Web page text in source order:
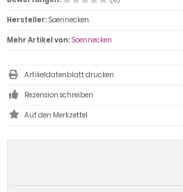
Hersteller: Soennecken
Mehr Artikel von: Soennecken
Artikeldatenblatt drucken
Rezension schreiben